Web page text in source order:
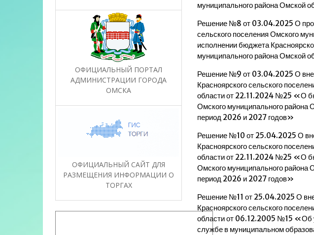
муниципального района Омской
Решение №8 от 03.04.2025 О
сельского поселения Омского
исполнении бюджета
муниципального района Омской
Решение №9 от 03.04.2025 О
Красноярского сельского
области от 22.11.2024 №25 «О
Омского муниципального района
период 2026 и 2027 годов»
Решение №10 от 25.04.2025 О
Красноярского сельского
области от 22.11.2024 №25 «О
Омского муниципального района
период 2026 и 2027 годов»
Решение №11 от 25.04.2025 О
Красноярского сельского
области от 06.12.2005 №15 «Об
службе в муниципальном
ОФИЦИАЛЬНЫЙ ПОРТАЛ
АДМИНИСТРАЦИИ ГОРОДА
ОМСКА
ОФИЦИАЛЬНЫЙ САЙТ ДЛЯ
РАЗМЕЩЕНИЯ ИНФОРМАЦИИ О
ТОРГАХ